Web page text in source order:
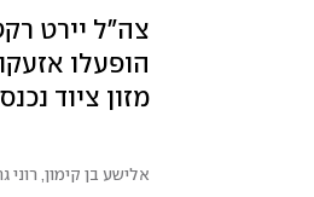
צה"ל יירט
מזון ציוד
אלישע בן קימון רוני